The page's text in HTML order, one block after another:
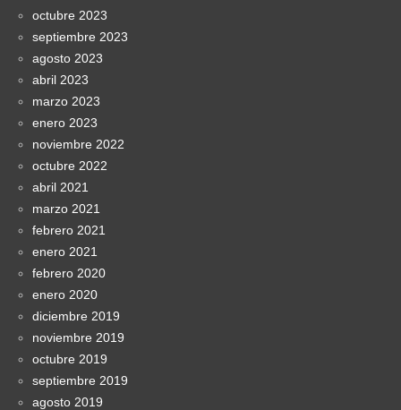
octubre 2023
septiembre 2023
agosto 2023
abril 2023
marzo 2023
enero 2023
noviembre 2022
octubre 2022
abril 2021
marzo 2021
febrero 2021
enero 2021
febrero 2020
enero 2020
diciembre 2019
noviembre 2019
octubre 2019
septiembre 2019
agosto 2019